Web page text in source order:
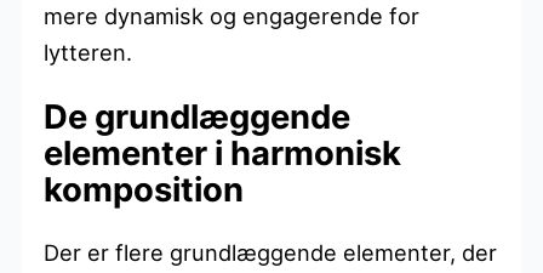
mere dynamisk og engagerende for
lytteren.
De grundlæggende
elementer i harmonisk
komposition
Der er flere grundlæggende elementer, der